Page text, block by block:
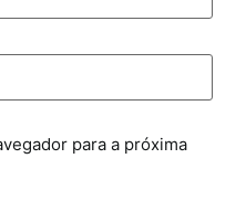
para a próxima